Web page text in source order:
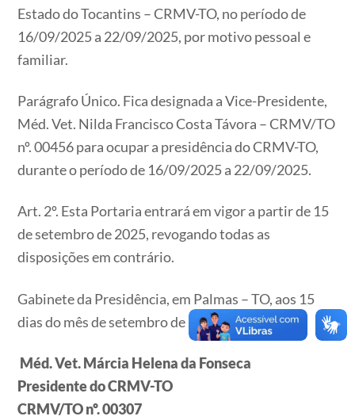
Estado do Tocantins – CRMV-TO, no período de
16/09/2025 a 22/09/2025, por motivo pessoal e
familiar.
Parágrafo Único. Fica designada a Vice-Presidente,
Méd. Vet. Nilda Francisco Costa Távora – CRMV/TO
nº. 00456 para ocupar a presidência do CRMV-TO,
durante o período de 16/09/2025 a 22/09/2025.
Art. 2º. Esta Portaria entrará em vigor a partir de 15
de setembro de 2025, revogando todas as
disposições em contrário.
Gabinete da Presidência, em Palmas – TO, aos 15
dias do mês de setembro de 2025.
Méd. Vet.Márcia Helena da Fonseca
Presidente do CRMV-TO
CRMV/TO nº. 00307